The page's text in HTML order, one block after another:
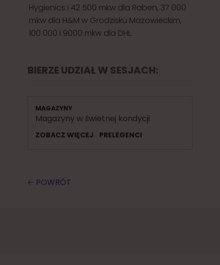
Hygienics i 42 500 mkw dla Raben, 37 000
mkw dla H&M w Grodzisku Mazowieckim,
100 000 i 9000 mkw dla DHL.
BIERZE UDZIAŁ W SESJACH:
MAGAZYNY
Magazyny w świetnej kondycji
ZOBACZ WIĘCEJ PRELEGENCI
🡠 POWRÓT